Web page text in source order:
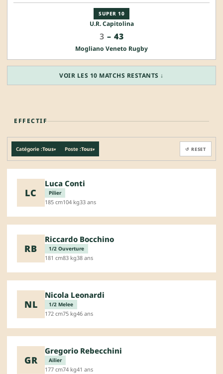
SUPER 10
U.R. Capitolina
3 – 43
Mogliano Veneto Rugby
VOIR LES 10 MATCHS RESTANTS ↓
EFFECTIF
Catégorie :Tous▾ Poste :Tous▾ ↺ RESET
LC
Luca Conti
Pilier
185 cm104 kg33 ans
RB
Riccardo Bocchino
1/2 Ouverture
181 cm83 kg38 ans
NL
Nicola Leonardi
1/2 Melee
172 cm75 kg46 ans
GR
Gregorio Rebecchini
Ailier
177 cm74 kg41 ans